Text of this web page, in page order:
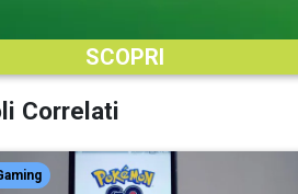
SCOPRI
Correlati